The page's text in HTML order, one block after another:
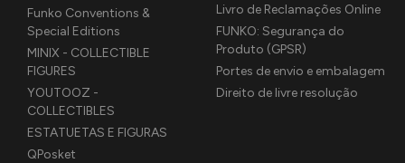
Funko Conventions &
Special Editions
MINIX - COLLECTIBLE
FIGURES
YOUTOOZ -
COLLECTIBLES
ESTATUETAS E FIGURAS
QPosket
Livro de Reclamações Online
FUNKO: Segurança do
Produto (GPSR)
Portes de envio e embalagem
Direito de livre resolução